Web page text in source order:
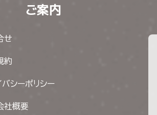
ご案内
せ
約
バシーポリシー
社概要